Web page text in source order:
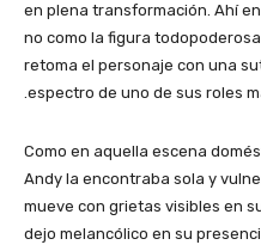
en plena transformación. Ahí
no como la figura
retoma el personaje con una
espectro de uno de sus roles
Como en aquella escena
Andy la encontraba sola y
mueve con grietas visibles en
dejo melancólico en su